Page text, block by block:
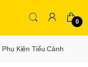
0
Phụ Kiện Tiểu Cảnh